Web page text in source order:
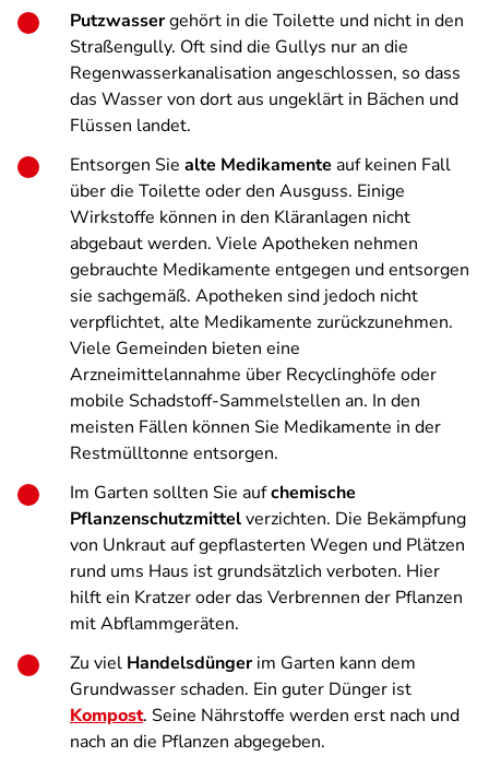
Putzwassergehört in die Toilette und nicht in den
Straßengully. Oft sind die Gullys nur an die
Regenwasserkanalisation angeschlossen, so dass
das Wasser von dort aus ungeklärt in Bächen und
Flüssen landet.
Entsorgen Sie alte Medikamente auf keinen Fall
über die Toilette oder den Ausguss. Einige
Wirkstoffe können in den Kläranlagen nicht
abgebaut werden. Viele Apotheken nehmen
gebrauchte Medikamente entgegen und entsorgen
sie sachgemäß. Apotheken sind jedoch nicht
verpflichtet, alte Medikamente zurückzunehmen.
Viele Gemeinden bieten eine
Arzneimittelannahme über Recyclinghöfe oder
mobile Schadstoff-Sammelstellen an. In den
meisten Fällen können Sie Medikamente in der
Restmülltonne entsorgen.
Im Garten sollten Sie aufchemische
Pflanzenschutzmittelverzichten. Die Bekämpfung
von Unkraut auf gepflasterten Wegen und Plätzen
rund ums Haus ist grundsätzlich verboten. Hier
hilft ein Kratzer oder das Verbrennen der Pflanzen
mit Abflammgeräten.
Zu viel Handelsdüngerim Garten kann dem
Grundwasser schaden. Ein guter Dünger ist
Kompost. Seine Nährstoffe werden erst nach und
nach an die Pflanzen abgegeben.